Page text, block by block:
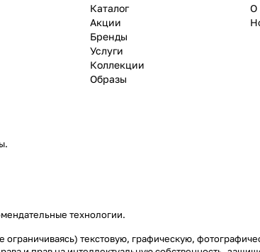
Каталог
Акции
Бренды
Услуги
Коллекции
Образы
О
технологии.
ограничиваясь) текстовую, графическую,